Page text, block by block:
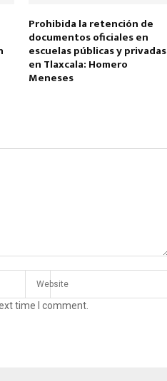
Prohibida la retención de
documentos oficiales en
escuelas públicas y privadas
en Tlaxcala: Homero
Meneses
time I comment.